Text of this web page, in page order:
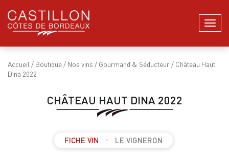
Menu
Accueil / Boutique/ Nos vins / Gourmand & Séducteur/ Château Haut
Dina 2022
CHÂTEAU HAUT DINA 2022
FICHE VIN LE VIGNERON